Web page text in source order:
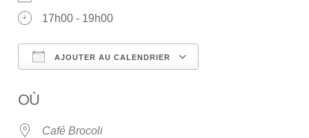
17h00 - 19h00
AJOUTER AU CALENDRIER
OÙ
Café Brocoli